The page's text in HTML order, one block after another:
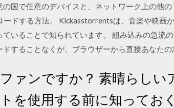
国で任意のデバイスと、ネットワーク上の他
ドする方法。 Kickasstorrentsは、音楽や映画
いることで知られています。 組み込みの急流
することなくが、ブラウザーから直接あなた
ァンですか？ 素晴らし
を使用する前に知ってお